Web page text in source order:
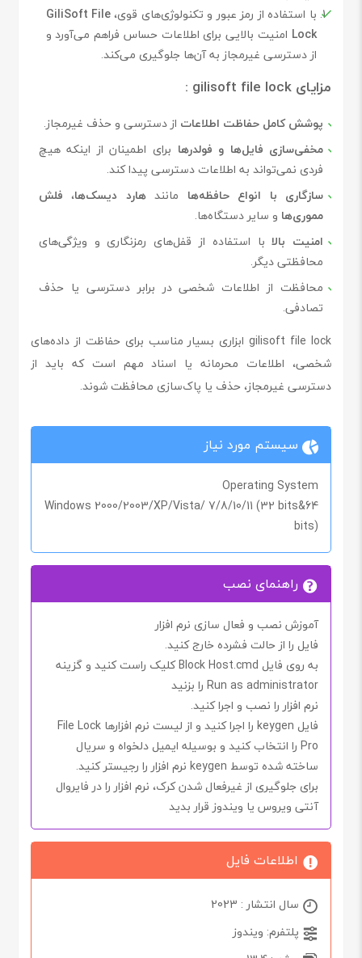
با استفاده از رمز عبور و تکنولوژی‌های قوی،GiliSoft File
Lock امنیت بالایی برای اطلاعات حساس فراهم می‌آورد و
از دسترسی غیرمجاز به آن‌ها جلوگیری می‌کند.
مزایای gilisoft file lock :
پوشش کامل حفاظت اطلاعات از دسترسی و حذف غیرمجاز.
مخفی‌سازی فایل‌ها و فولدرها برای اطمینان از اینکه هیچ
فردی نمی‌تواند به اطلاعات دسترسی پیدا کند.
سازگاری با انواع حافظه‌ها مانندهارد دیسک‌ها، فلش
مموری‌ها و سایر دستگاه‌ها.
امنیت بالابا استفاده از قفل‌های رمزنگاری و ویژگی‌های
محافظتی دیگر.
محافظت از اطلاعات شخصی در برابر دسترسی یا حذف
تصادفی.
gilisoft file lock ابزاری بسیار مناسب برای حفاظت از داده‌های
شخصی، اطلاعات محرمانه یا اسناد مهم است که باید از
دسترسی غیرمجاز، حذف یا پاک‌سازی محافظت شوند.
سیستم مورد نیاز
Operating System
Windows 2000/2003/XP/Vista/ 7/8/10/11 (32 bits&64
bits)
راهنمای نصب
آموزش نصب و فعال سازی نرم افزار
فایل را از حالت فشرده خارج کنید.
به روی فایل Block Host.cmdکلیک راست کنید و گزینه
Run as administrator را بزنید
نرم افزار را نصب و اجرا کنید.
فایل keygen را اجرا کنید و از لیست نرم افزارهاFile Lock
Pro را انتخاب کنید و بوسیله ایمیل دلخواه و سریال
ساخته شده توسط keygen نرم افزار را رجیستر کنید.
برای جلوگیری از غیرفعال شدن کرک، نرم افزار را در فایروال
آنتی ویروس یا ویندوز قرار بدید
اطلاعات فایل
سال انتشار : 2023
پلتفرم: ویندوز